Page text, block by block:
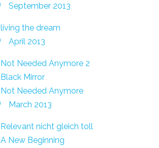
September 2013
living the dream
April 2013
Not Needed Anymore 2
Black Mirror
Not Needed Anymore
March 2013
Relevant nicht gleich toll
A New Beginning